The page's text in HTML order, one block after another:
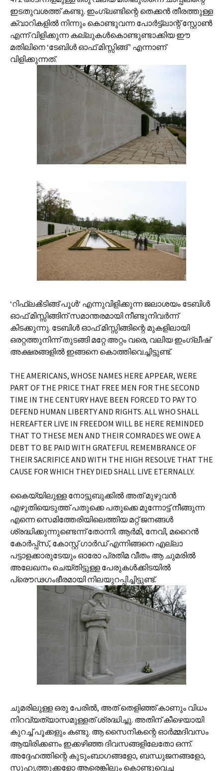
ഇടതുവശത്ത് കണ്ടു. ഇംഗ്ലണ്ടിന്റെ തെക്കന്‍ തീരത്തുള്ള
ക്വാറികളില്‍ നിന്നും കൊണ്ടുവന്ന പോര്‍ട്ട്‌ലാന്റ് സ്റ്റോണ്‍
എന്ന് വിളിക്കുന്ന കല്ലുകള്‍കൊണ്ടുണ്ടാക്കിയ ഈ
മതിലിനെ ‘ടേബിള്‍ ഓഫ് മിസ്സിങ്ങ് ’ എന്നാണ്
വിളിക്കുന്നത്.
‘റിഫ്ലക്‍ടിങ്ങ് പൂള്‍‘ എന്നുവിളിക്കുന്ന ജലാശയം ടേബിള്‍‍
ഓഫ് മിസ്സിങ്ങിന് സമാന്തരമായി നീണ്ടുനിവര്‍ന്ന്
കിടക്കുന്നു. ടേബിള്‍ ഓഫ് മിസ്സിങ്ങിന്റെ മുകളിലായി
ഒരറ്റത്തുനിന്ന് തുടങ്ങി മറ്റേ അറ്റം വരെ, വലിയ ഇംഗ്ലീഷ്
അക്ഷരങ്ങളില്‍ ഇങ്ങനെ കൊത്തിവെച്ചിട്ടുണ്ട്.
THE AMERICANS, WHOSE NAMES HERE APPEAR, WERE
PART OF THE PRICE THAT FREE MEN FOR THE SECOND
TIME IN THE CENTURY HAVE BEEN FORCED TO PAY TO
DEFEND HUMAN LIBERTY AND RIGHTS. ALL WHO SHALL
HEREAFTER LIVE IN FREEDOM WILL BE HERE REMINDED
THAT TO THESE MEN AND THEIR COMRADES WE OWE A
DEBT TO BE PAID WITH GRATEFUL REMEMBRANCE OF
THEIR SACRIFICE AND WITH THE HIGH RESOLVE THAT THE
CAUSE FOR WHICH THEY DIED SHALL LIVE ETERNALLY.
കൈയ്യിലുള്ള നോട്ടുബുക്കില്‍‍ അത് മുഴുവന്‍
എഴുതിയെടുത്ത് പതുക്കെ പതുക്കെ മുന്നോട്ട് നീങ്ങുന്ന
എന്നെ സെമിത്തേരിയിലെത്തിയ മറ്റ് ജനങ്ങള്‍
ശ്രദ്ധിക്കുന്നുണ്ടെന്ന് തോന്നി. ആര്‍മി, നേവി, മറൈന്‍
കോര്‍പ്പ്‌സ്, കോസ്റ്റ് ഗാര്‍ഡ് എന്നിങ്ങനെ എല്ലാ
പട്ടാളക്കാരുടേയും ഓരോ പ്രതിമ വീതം ആ ചുമരില്‍
അലേഖനം ചെയ്തിട്ടുള്ള പേരുകള്‍ക്കിടയില്‍
പ്രൌഢഗംഭീരമായി നിലയുറപ്പിച്ചിട്ടുണ്ട്.
ചുമരിലുള്ള ഒരു പേരില്‍, അത് തെളിഞ്ഞ് കാണും വിധം
നിറവ്യത്യാസമുള്ളത് ശ്രദ്ധിച്ചു. അതിന് കീഴെയായി
കുറച്ച് പൂക്കളും കണ്ടു. ആ സൈനികന്റെ ഓര്‍മ്മദിവസം
ആയിരിക്കണം ഇക്കഴിഞ്ഞ ദിവസങ്ങളിലേതോ ഒന്ന്.
അദ്ദേഹത്തിന്റെ കുടുംബാഗങ്ങളോ, ബന്ധുജനങ്ങളോ,
സുഹൃത്തുക്കളോ ആരെങ്കിലും കൊണ്ടുവെച്ച